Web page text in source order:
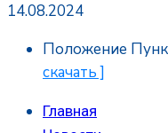
14.08.2024
Положение
скачать ]
Главная